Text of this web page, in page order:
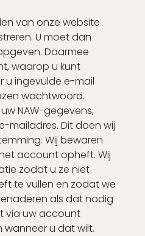
van onze website
U moet dan
Daarmee
waarop u kunt
u ingevulde e-mail
wachtwoord.
NAW-gegevens,
mailadres. Dit doen wij
Wij bewaren
account opheft. Wij
zodat u ze niet
te vullen en zodat we
als dat nodig
via uw account
u dat wilt.